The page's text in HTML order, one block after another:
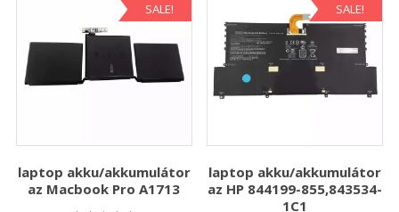
SALE!
laptop akku/akkumulátor
az Macbook Pro A1713
SALE!
laptop akku/akkumulátor
az HP 844199-855,843534-
1C1